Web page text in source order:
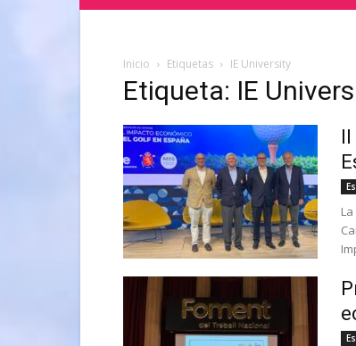
Inicio Etiquetas IE University
Etiqueta: IE